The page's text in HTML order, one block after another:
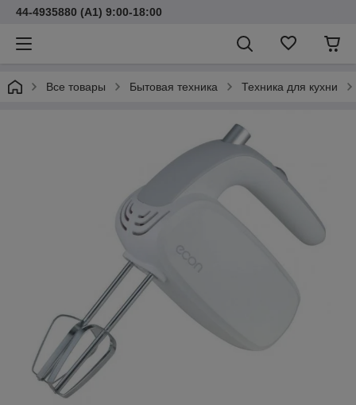
44-4935880 (A1) 9:00-18:00
Все товары Бытовая техника Техника для кухни